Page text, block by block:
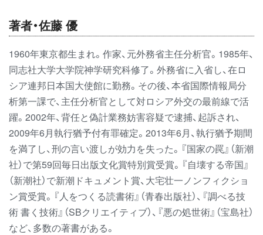
著者・佐藤 優
1960年東京都生まれ。作家、元外務省主任分析官。1985年、
同志社大学大学院神学研究科修了。外務省に入省し、在ロ
シア連邦日本国大使館に勤務。その後、本省国際情報局分
析第一課で、主任分析官として対ロシア外交の最前線で活
躍。2002年、背任と偽計業務妨害容疑で逮捕、起訴され、
2009年6月執行猶予付有罪確定。2013年6月、執行猶予期間
を満了し、刑の言い渡しが効力を失った。『国家の罠』（新潮
社）で第59回毎日出版文化賞特別賞受賞。『自壊する帝国』
（新潮社）で新潮ドキュメント賞、大宅壮一ノンフィクショ
ン賞受賞。『人をつくる読書術』（青春出版社）、『調べる技
術 書く技術』（SBクリエイティブ）、『悪の処世術』（宝島社）
など、多数の著書がある。